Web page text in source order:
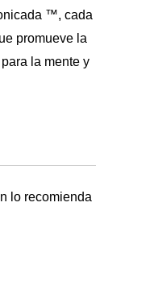
™, cada
promueve la
la mente y
lo recomienda